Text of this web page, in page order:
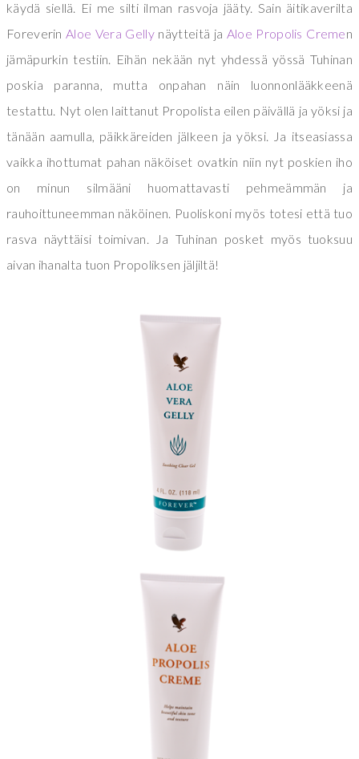
käydä siellä. Ei me silti ilman rasvoja jääty. Sain äitikaverilta
ForeverinAloe Vera Gelly näytteitä ja Aloe Propolis Cremen
jämäpurkin testiin. Eihän nekään nyt yhdessä yössä Tuhinan
poskia paranna, mutta onpahan näin luonnonlääkkeenä
testattu. Nyt olen laittanut Propolista eilen päivällä ja yöksi ja
tänään aamulla, päikkäreiden jälkeen ja yöksi. Ja itseasiassa
vaikka ihottumat pahan näköiset ovatkin niin nyt poskien iho
on minun silmääni huomattavasti pehmeämmän ja
rauhoittuneemman näköinen. Puoliskoni myös totesi että tuo
rasva näyttäisi toimivan. Ja Tuhinan posket myös tuoksuu
aivan ihanalta tuon Propoliksen jäljiltä!